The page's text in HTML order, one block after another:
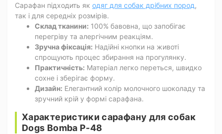
Сарафан підходить як одяг для собак дрібних пород,
так і для середніх розмірів.
Склад тканини: 100% бавовна, що запобігає
перегріву та алергічним реакціям.
Зручна фіксація: Надійні кнопки на животі
спрощують процес збирання на прогулянку.
Практичність: Матеріал легко переться, швидко
сохне і зберігає форму.
Дизайн: Елегантний колір молочного шоколаду та
зручний крій у формі сарафана.
Характеристики сарафану для собак
Dogs Bomba P-48